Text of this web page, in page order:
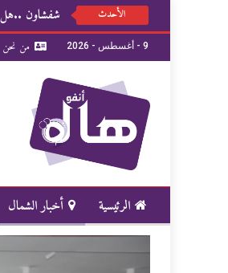
الأحدث شفشاون ..هل
9 - أغسطس - 2026 من نحن
الرئيسية أخبار الشمال